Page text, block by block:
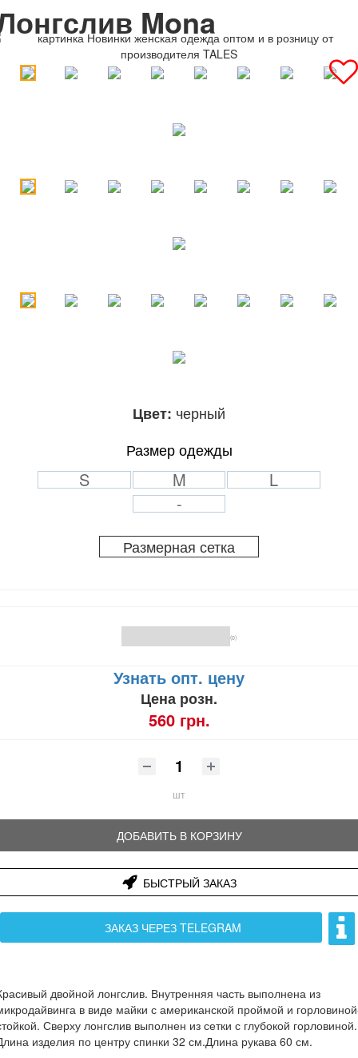
Mona
Цвет: черный
Размер одежды
S M
L
-
Размерная сетка
(0)
Узнать опт. цену
Цена розн.
560 грн.
шт
ДОБАВИТЬ В КОРЗИНУ
БЫСТРЫЙ ЗАКАЗ
ЗАКАЗ ЧЕРЕЗ TELEGRAM
двойной лонгслив. Внутренняя часть выполнена из
в виде майки с американской проймой и
Сверху лонгслив выполнен из сетки с глубокой горловиной.
изделия по центру спинки 32 см.Длина рукава 60 см.